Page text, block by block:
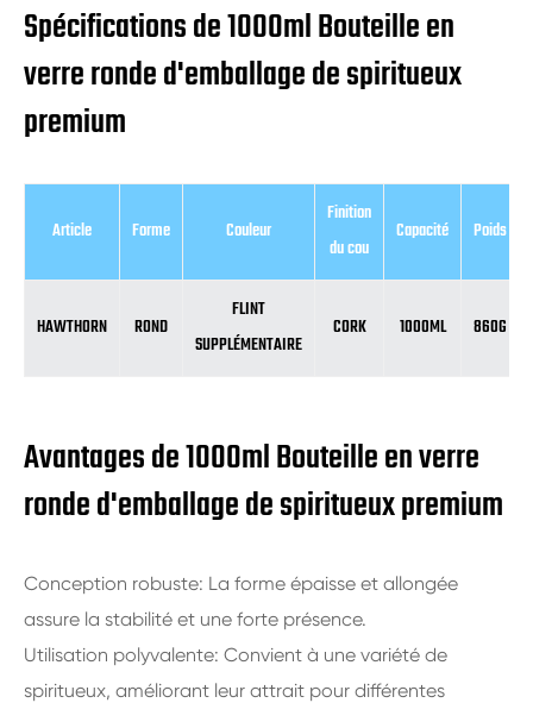
Spécifications de 1000ml Bouteille en
verre ronde d'emballage de spiritueux
premium
Article Forme Couleur
Finition
du cou
Capacité Poids
HAWTHORN ROND
FLINT
SUPPLÉMENTAIRE
CORK 1000ML 860G
Avantages de 1000ml Bouteille en verre
ronde d'emballage de spiritueux premium
Conception robuste: La forme épaisse et allongée
assure la stabilité et une forte présence.
Utilisation polyvalente: Convient à une variété de
spiritueux, améliorant leur attrait pour différentes